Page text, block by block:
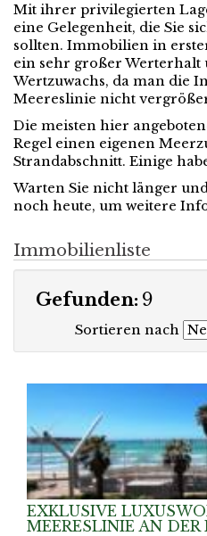
Mit ihrer privilegierten
eine Gelegenheit, die Sie
sollten. Immobilien in
ein sehr großer Werterhalt
Wertzuwachs, da man die
Meereslinie nicht
Die meisten hier
Regel einen eigenen
Strandabschnitt. Einige
Warten Sie nicht länger
noch heute, um weitere
Immobilienliste
Gefunden: 9
Sortieren nach
EXKLUSIVE
MEERESLINIE AN